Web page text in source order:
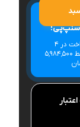
اقساطی
پرداخت در 4
قسط ۵٬۹۸۴٬۵۰۰